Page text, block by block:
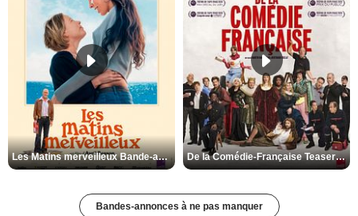
Les Matins merveilleux Bande-annonce VF De la Comédie-Française Teaser VF
Bandes-annonces à ne pas manquer